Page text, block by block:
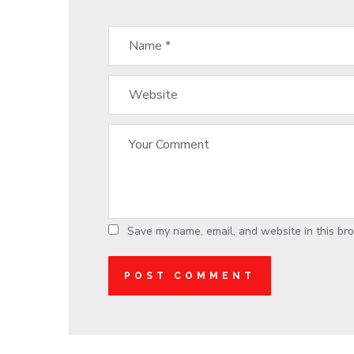
Save my name, email, and website in this